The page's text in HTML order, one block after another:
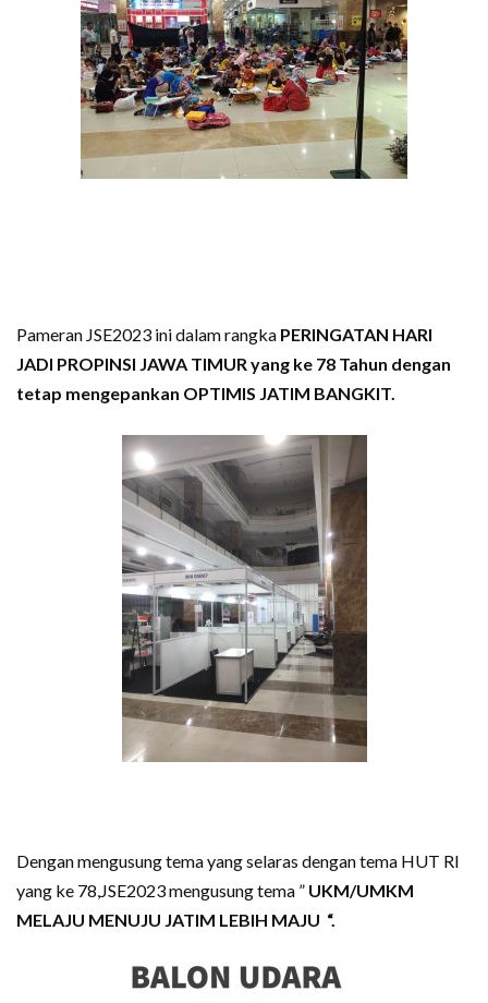
Pameran JSE2023 ini dalam rangka PERINGATAN HARI
JADI PROPINSI JAWA TIMUR yang ke 78 Tahun dengan
tetap mengepankan OPTIMIS JATIM BANGKIT.
Dengan mengusung tema yang selaras dengan tema HUT RI
yang ke 78,JSE2023 mengusung tema ” UKM/UMKM
MELAJU MENUJU JATIM LEBIH MAJU “.